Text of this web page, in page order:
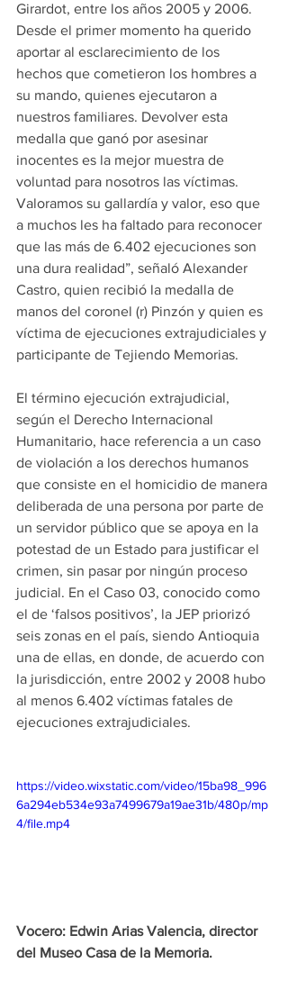
Girardot, entre los años 2005 y 2006.
Desde el primer momento ha querido
aportar al esclarecimiento de los
hechos que cometieron los hombres a
su mando, quienes ejecutaron a
nuestros familiares. Devolver esta
medalla que ganó por asesinar
inocentes es la mejor muestra de
voluntad para nosotros las víctimas.
Valoramos su gallardía y valor, eso que
a muchos les ha faltado para reconocer
que las más de 6.402 ejecuciones son
una dura realidad”, señaló Alexander
Castro, quien recibió la medalla de
manos del coronel (r) Pinzón y quien es
víctima de ejecuciones extrajudiciales y
participante de Tejiendo Memorias.
El término ejecución extrajudicial,
según el Derecho Internacional
Humanitario, hace referencia a un caso
de violación a los derechos humanos
que consiste en el homicidio de manera
deliberada de una persona por parte de
un servidor público que se apoya en la
potestad de un Estado para justificar el
crimen, sin pasar por ningún proceso
judicial. En el Caso 03, conocido como
el de ‘falsos positivos’, la JEP priorizó
seis zonas en el país, siendo Antioquia
una de ellas, en donde, de acuerdo con
la jurisdicción, entre 2002 y 2008 hubo
al menos 6.402 víctimas fatales de
ejecuciones extrajudiciales.
https://video.wixstatic.com/video/15ba98_996
6a294eb534e93a7499679a19ae31b/480p/mp
4/file.mp4
Vocero: Edwin Arias Valencia, director
del Museo Casa de la Memoria.